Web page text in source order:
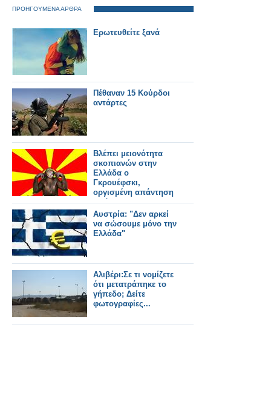
ΠΡΟΗΓΟΥΜΕΝΑ ΑΡΘΡΑ
Ερωτευθείτε ξανά
Πέθαναν 15 Κούρδοι
αντάρτες
Βλέπει μειονότητα
σκοπιανών στην
Ελλάδα ο
Γκρουέφσκι,
οργισμένη απάντηση
από το ΥΠΕΞ
Αυστρία: "Δεν αρκεί
να σώσουμε μόνο την
Ελλάδα"
Αλιβέρι:Σε τι νομίζετε
ότι μετατράπηκε το
γήπεδο; Δείτε
φωτογραφίες...